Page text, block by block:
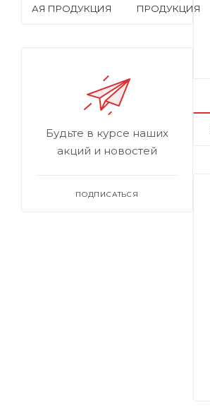
ПРОДУКЦИЯ
Будьте в курсе наших
акций и новостей
ПОДПИСАТЬСЯ